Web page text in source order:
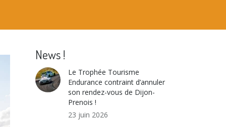
News !
Le Trophée Tourisme
Endurance contraint d’annuler
son rendez-vous de Dijon-
Prenois !
23 juin 2026